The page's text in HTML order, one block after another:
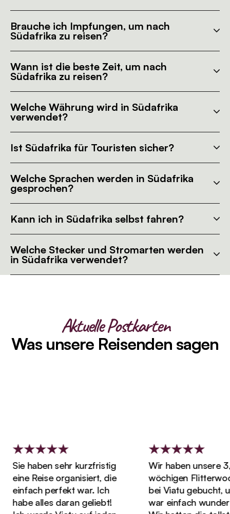
Brauche ich Impfungen, um nach
Südafrika zu reisen?
Wann ist die beste Zeit, um nach
Südafrika zu reisen?
Welche Währung wird in Südafrika
verwendet?
Ist Südafrika für Touristen sicher?
Welche Sprachen werden in Südafrika
gesprochen?
Kann ich in Südafrika selbst fahren?
Welche Stecker und Stromarten werden
in Südafrika verwendet?
Aktuelle Postkarten
Was unsere Reisenden sagen
Sie haben sehr kurzfristig
eine Reise organisiert, die
einfach perfekt war. Ich
habe alles daran geliebt!
Wir haben unsere 3,5-
wöchigen
bei Viatu gebucht,
war einfach